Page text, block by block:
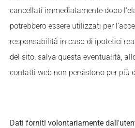
cancellati immediatamente dopo
potrebbero essere utilizzati per
responsabilità in caso di ipotetici
del sito: salva questa eventualità,
contatti web non persistono per più
Dati forniti volontariamente